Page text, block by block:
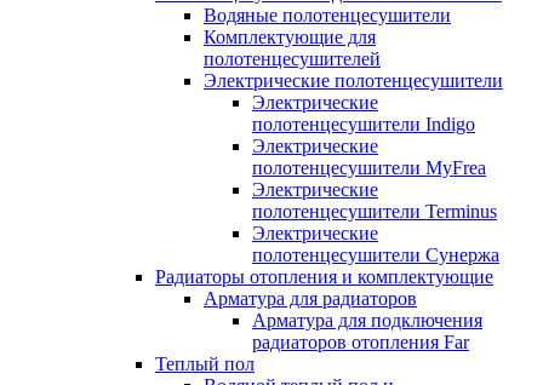
Водяные полотенцесушители
Комплектующие для
полотенцесушителей
Электрические полотенцесушители
Электрические
полотенцесушители Indigo
Электрические
полотенцесушители MyFrea
Электрические
полотенцесушители Terminus
Электрические
полотенцесушители Сунержа
Радиаторы отопления и комплектующие
Арматура для радиаторов
Арматура для подключения
радиаторов отопления Far
Теплый пол